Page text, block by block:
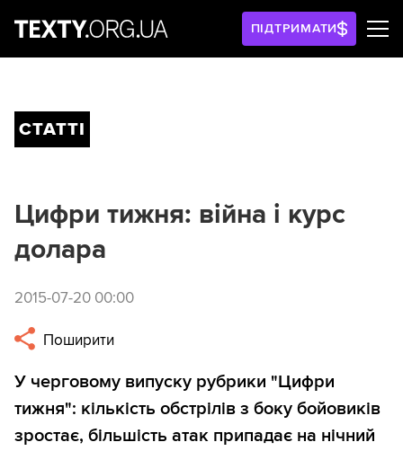
ПІДТРИМАТИ
СТАТТІ
Цифри тижня: війна і курс
долара
2015-07-20 00:00
Поширити
У черговому випуску рубрики "Цифри
тижня": кількість обстрілів з боку бойовиків
зростає, більшість атак припадає на нічний